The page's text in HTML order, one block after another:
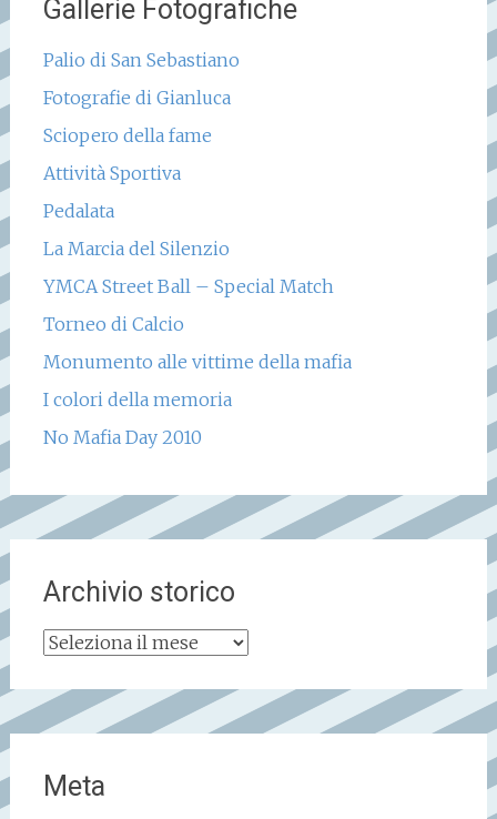
Gallerie Fotografiche
Palio di San Sebastiano
Fotografie di Gianluca
Sciopero della fame
Attività Sportiva
Pedalata
La Marcia del Silenzio
YMCA Street Ball – Special Match
Torneo di Calcio
Monumento alle vittime della mafia
I colori della memoria
No Mafia Day 2010
Archivio storico
Archivio
Meta